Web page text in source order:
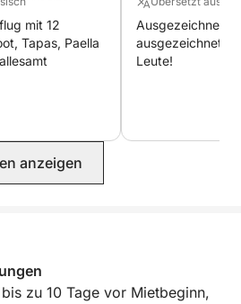
für besondere Momente:
Üben.
Canaria vom Meer aus. Von
in Pasito Blanco aus erkunden
Wasser, perfekt zum
mit 12
Tapas, Paella
Ausgezeichneter
ausgezeichnetes
Leute!
anzeigen
zu 10 Tage vor Mietbeginn,